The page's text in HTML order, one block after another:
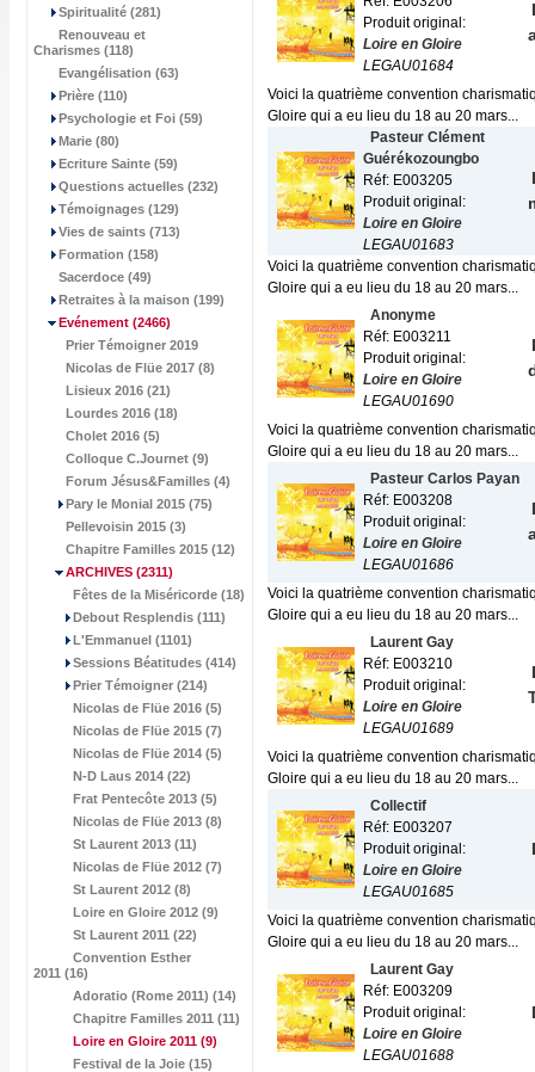
Spiritualité (281)
Renouveau et
Charismes (118)
Evangélisation (63)
Prière (110)
Psychologie et Foi (59)
Marie (80)
Ecriture Sainte (59)
Questions actuelles (232)
Témoignages (129)
Vies de saints (713)
Formation (158)
Sacerdoce (49)
Retraites à la maison (199)
Evénement (2466)
Prier Témoigner 2019
Nicolas de Flüe 2017 (8)
Lisieux 2016 (21)
Lourdes 2016 (18)
Cholet 2016 (5)
Colloque C.Journet (9)
Forum Jésus&Familles (4)
Pary le Monial 2015 (75)
Pellevoisin 2015 (3)
Chapitre Familles 2015 (12)
ARCHIVES (2311)
Fêtes de la Miséricorde (18)
Debout Resplendis (111)
L'Emmanuel (1101)
Sessions Béatitudes (414)
Prier Témoigner (214)
Nicolas de Flüe 2016 (5)
Nicolas de Flüe 2015 (7)
Nicolas de Flüe 2014 (5)
N-D Laus 2014 (22)
Frat Pentecôte 2013 (5)
Nicolas de Flüe 2013 (8)
St Laurent 2013 (11)
Nicolas de Flüe 2012 (7)
St Laurent 2012 (8)
Loire en Gloire 2012 (9)
St Laurent 2011 (22)
Convention Esther
2011 (16)
Adoratio (Rome 2011) (14)
Chapitre Familles 2011 (11)
Loire en Gloire 2011 (9)
Festival de la Joie (15)
Produit original:
Loire en Gloire
LEGAU01684
Voici la quatrième convention
Gloire qui a eu lieu du 18 au 20 mars...
Pasteur Clément
Guérékozoungbo
Réf: E003205
Produit original:
Loire en Gloire
LEGAU01683
Voici la quatrième convention
Gloire qui a eu lieu du 18 au 20 mars...
Anonyme
Réf: E003211
Produit original:
Loire en Gloire
LEGAU01690
Voici la quatrième convention
Gloire qui a eu lieu du 18 au 20 mars...
Pasteur Carlos Payan
Réf: E003208
Produit original:
Loire en Gloire
LEGAU01686
Voici la quatrième convention
Gloire qui a eu lieu du 18 au 20 mars...
Laurent Gay
Réf: E003210
Produit original:
Loire en Gloire
LEGAU01689
Voici la quatrième convention
Gloire qui a eu lieu du 18 au 20 mars...
Collectif
Réf: E003207
Produit original:
Loire en Gloire
LEGAU01685
Voici la quatrième convention
Gloire qui a eu lieu du 18 au 20 mars...
Laurent Gay
Réf: E003209
Produit original:
Loire en Gloire
LEGAU01688